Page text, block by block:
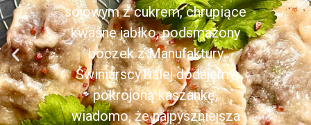
sojowym z cukrem, chrupiące
kwaśne jabłko, podsmażony
boczek z Manufaktury
Świniarscy.Dalej dodajemy
pokrojoną kaszankę,
wiadomo, że najpyszniejsza